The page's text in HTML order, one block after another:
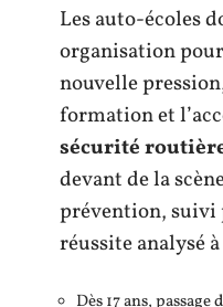
Les auto-écoles
organisation
nouvelle
formation et
sécurité
devant de la
prévention, suivi
réussite analysé
Dès 17 ans,